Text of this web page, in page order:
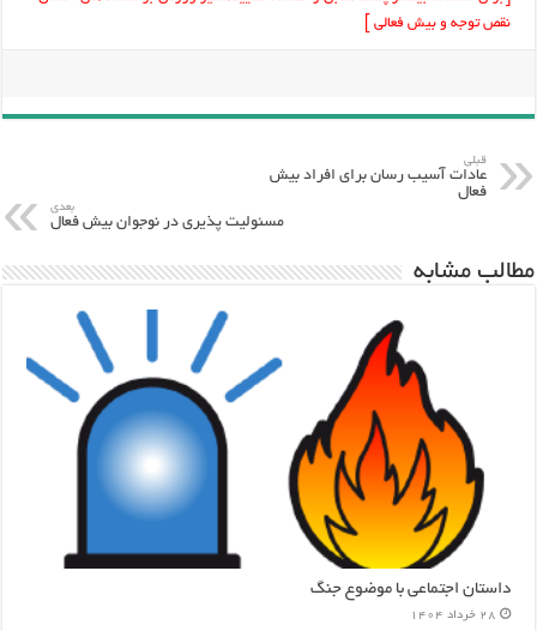
نقص توجه و بیش فعالی
قبلی
عادات آسیب رسان برای افراد بیش
فعال
بعدی
مسئولیت پذیری در نوجوان بیش فعال
مطالب مشابه
داستان اجتماعی با موضوع جنگ
28 خرداد 1404